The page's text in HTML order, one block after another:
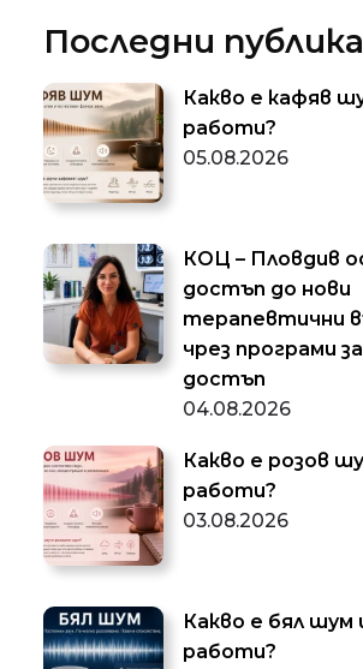
Последни
Какво е кафяв
работи?
05.08.2026
КОЦ – Пловдив
достъп до нови
терапевтични
чрез програми
достъп
04.08.2026
Какво е розов
работи?
03.08.2026
Какво е бял шум
работи?